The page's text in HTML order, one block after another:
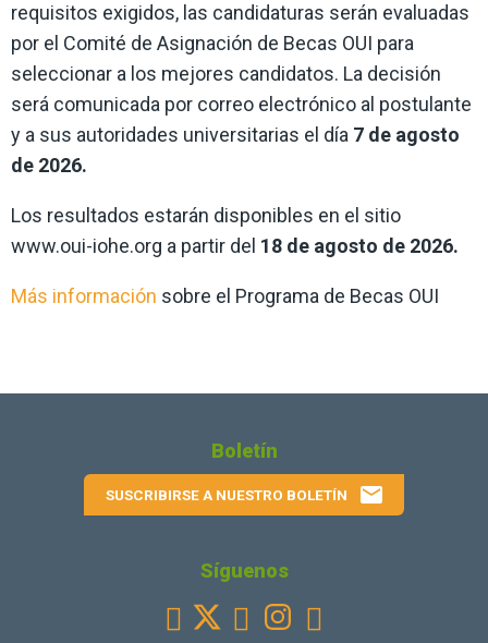
requisitos exigidos, las candidaturas serán evaluadas
por el Comité de Asignación de Becas OUI para
seleccionar a los mejores candidatos. La decisión
será comunicada por correo electrónico al postulante
y a sus autoridades universitarias el día 7 de agosto
de 2026.
Los resultados estarán disponibles en el sitio
www.oui-iohe.org a partir del 18 de agosto de 2026.
Más información sobre el Programa de Becas OUI
Boletín
SUSCRIBIRSE A NUESTRO BOLETÍN email
Síguenos
 Facebook
 YoutubeInstagram
